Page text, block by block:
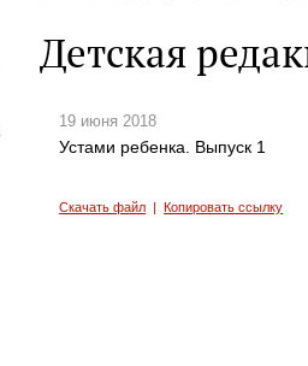
Детская
19 июня 2018
Устами ребенка. Выпуск 1
Скачать файл |Копировать ссылку